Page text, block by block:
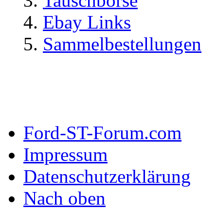
Ebay Links
Sammelbestellungen
Ford-ST-Forum.com
Impressum
Datenschutzerklärung
Nach oben